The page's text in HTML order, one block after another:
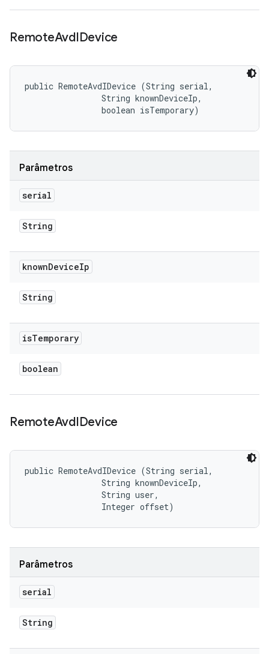
RemoteAvdIDevice
public RemoteAvdIDevice (String serial,
                String knownDeviceIp,
                boolean isTemporary)
Parâmetros
serial
String
knownDeviceIp
String
isTemporary
boolean
RemoteAvdIDevice
public RemoteAvdIDevice (String serial,
                String knownDeviceIp,
                String user,
                Integer offset)
Parâmetros
serial
String